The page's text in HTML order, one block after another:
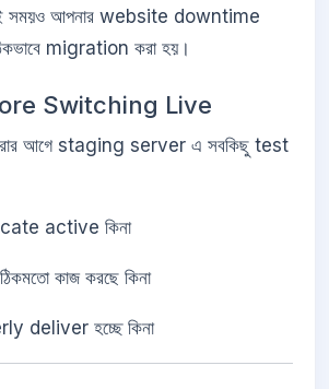
এই সময়ও আপনার website downtime
migration করা হয়।
Switching Live
আগে staging server এ সবকিছু test
active কিনা
কাজ করছে কিনা
deliver হচ্ছে কিনা